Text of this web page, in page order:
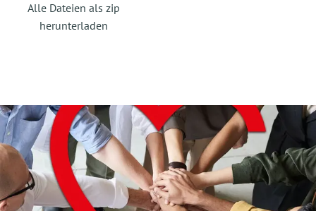
Alle Dateien als zip
herunterladen